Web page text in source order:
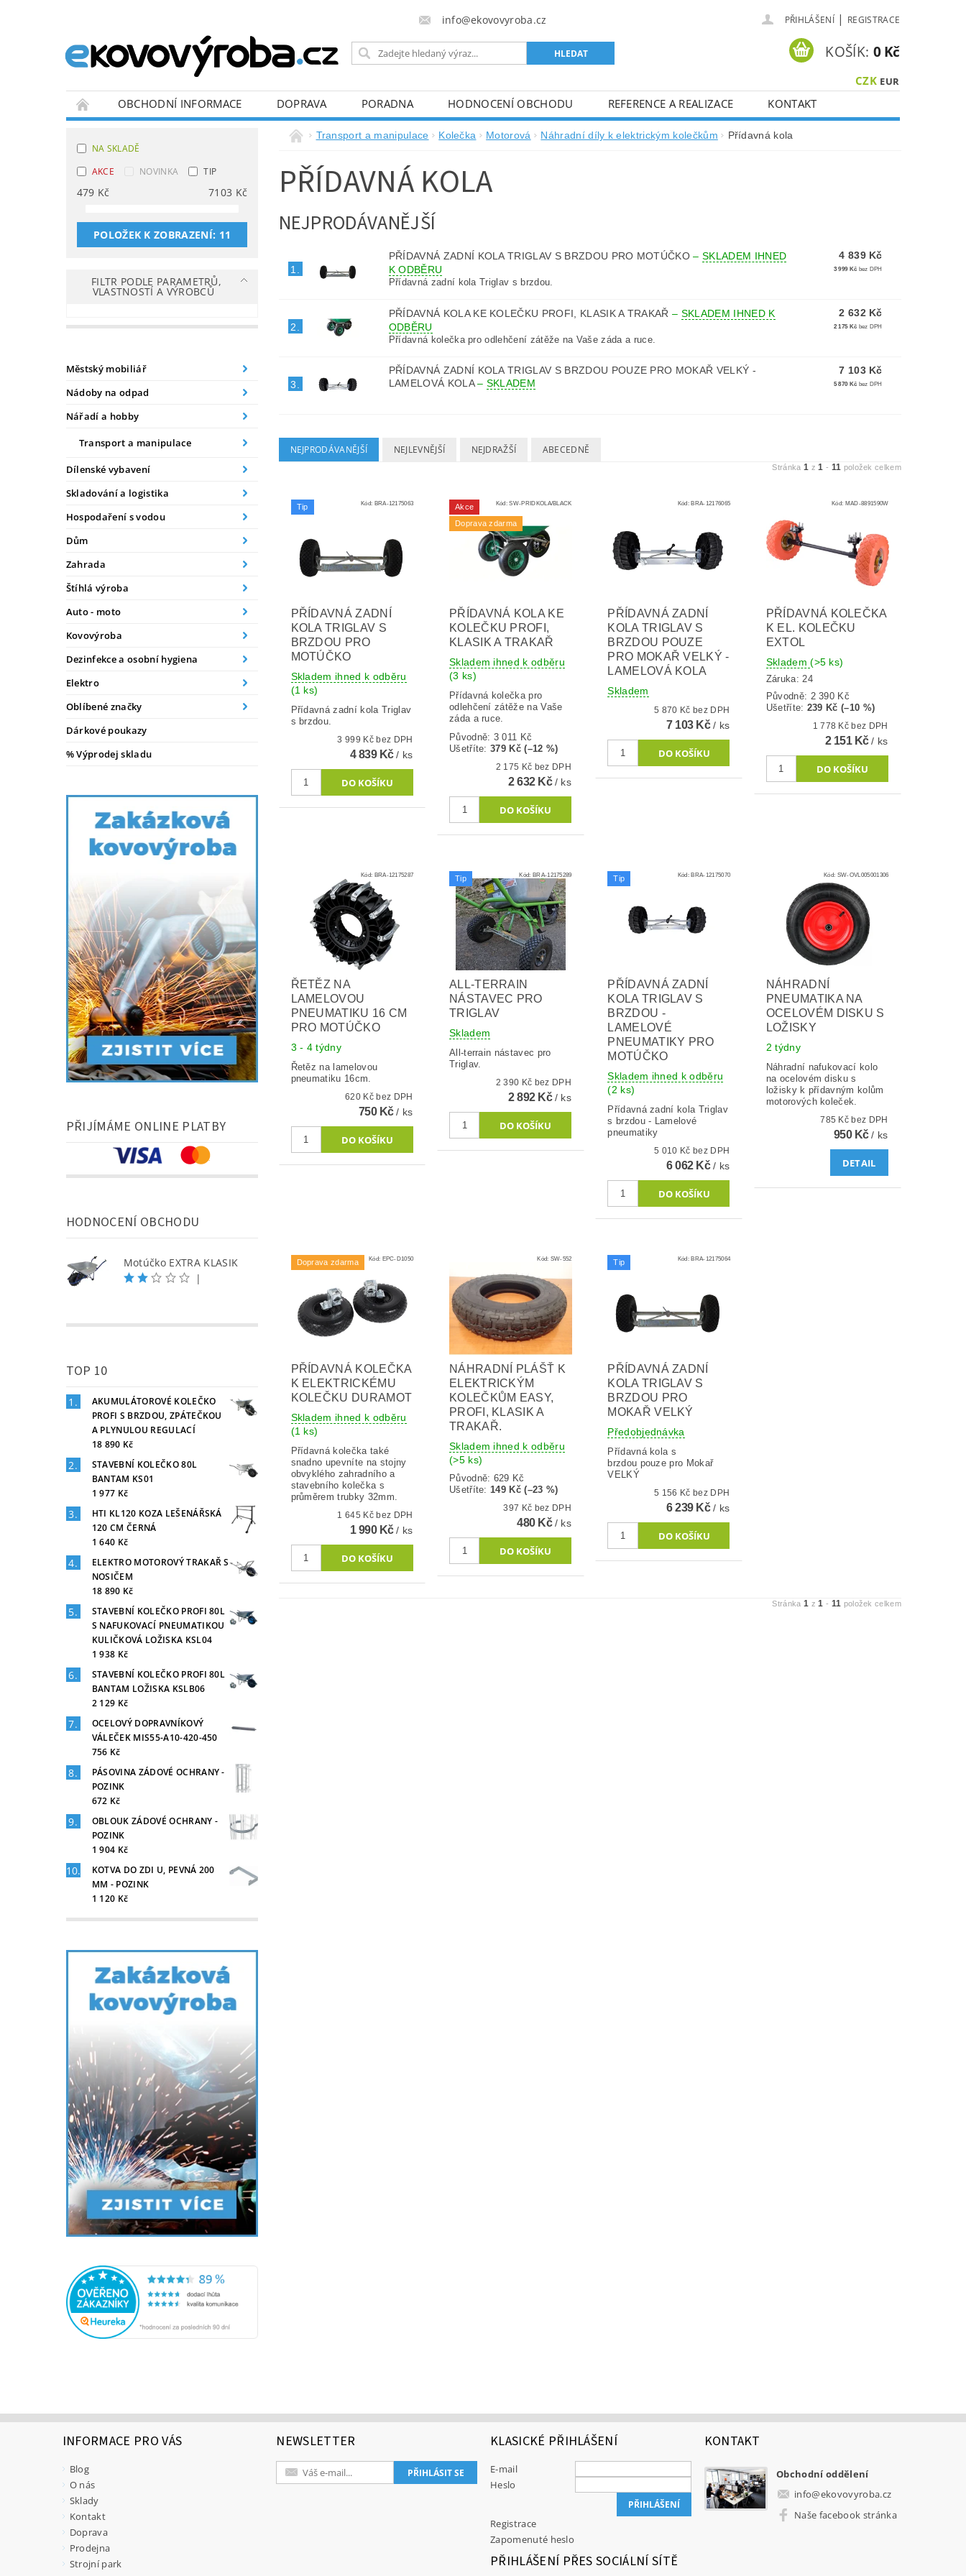
info@ekovovyroba.cz PŘIHLÁŠENÍ | REGISTRACE
CZK EUR
KOŠÍK: 0 Kč
OBCHODNÍ INFORMACE DOPRAVA PORADNA HODNOCENÍ OBCHODU REFERENCE A REALIZACE
KONTAKT
NA SKLADĚ
AKCE
NOVINKA TIP
479 Kč 7103 Kč
POLOŽEK K ZOBRAZENÍ: 11
FILTR PODLE PARAMETRŮ,
VLASTNOSTÍ A VÝROBCŮ
Městský mobiliář
Nádoby na odpad
Nářadí a hobby
Transport a manipulace
Dílenské vybavení
Skladování a logistika
Hospodaření s vodou
Dům
Zahrada
Štíhlá výroba
Auto - moto
Kovovýroba
Dezinfekce a osobní hygiena
Elektro
Oblíbené značky
Dárkové poukazy
% Výprodej skladu
PŘIJÍMÁME ONLINE PLATBY
HODNOCENÍ OBCHODU
Motúčko EXTRA KLASIK
|
TOP 10
AKUMULÁTOROVÉ KOLEČKO
PROFI S BRZDOU, ZPÁTEČKOU
A PLYNULOU REGULACÍ
18 890 Kč
STAVEBNÍ KOLEČKO 80L
BANTAM KS01
1 977 Kč
HTI KL120 KOZA LEŠENÁŘSKÁ
120 CM ČERNÁ
1 640 Kč
ELEKTRO MOTOROVÝ TRAKAŘ S
NOSIČEM
18 890 Kč
STAVEBNÍ KOLEČKO PROFI 80L
S NAFUKOVACÍ PNEUMATIKOU
KULIČKOVÁ LOŽISKA KSL04
1 938 Kč
STAVEBNÍ KOLEČKO PROFI 80L
BANTAM LOŽISKA KSLB06
2 129 Kč
OCELOVÝ DOPRAVNÍKOVÝ
VÁLEČEK MIS55-A10-420-450
756 Kč
PÁSOVINA ZÁDOVÉ OCHRANY -
POZINK
672 Kč
OBLOUK ZÁDOVÉ OCHRANY -
POZINK
1 904 Kč
KOTVA DO ZDI U, PEVNÁ 200
MM - POZINK
1 120 Kč
Transport a manipulace Kolečka Motorová Náhradní díly k elektrickým kolečkům Přídavná kola
PŘÍDAVNÁ KOLA
NEJPRODÁVANĚJŠÍ
1.
PŘÍDAVNÁ ZADNÍ KOLA TRIGLAV S BRZDOU PRO MOTÚČKO–SKLADEM IHNED
K ODBĚRU
Přídavná zadní kola Triglav s brzdou.
4 839 Kč
3 999 Kč bez DPH
2.
PŘÍDAVNÁ KOLA KE KOLEČKU PROFI, KLASIK A TRAKAŘ– SKLADEM IHNED K
ODBĚRU
Přídavná kolečka pro odlehčení zátěže na Vaše záda a ruce.
2 632 Kč
2 175 Kč bez DPH
3.
PŘÍDAVNÁ ZADNÍ KOLA TRIGLAV S BRZDOU POUZE PRO MOKAŘ VELKÝ -
LAMELOVÁ KOLA– SKLADEM
7 103 Kč
5 870 Kč bez DPH
NEJPRODÁVANĚJŠÍ NEJLEVNĚJŠÍ NEJDRAŽŠÍ ABECEDNĚ
Stránka1 z1 - 11 položek celkem
Tip Kód: BRA-12175063
PŘÍDAVNÁ ZADNÍ
KOLA TRIGLAV S
BRZDOU PRO
MOTÚČKO
Skladem ihned k odběru
(1 ks)
Přídavná zadní kola Triglav
s brzdou.
3 999 Kč bez DPH
4 839 Kč/ ks
Akce
Doprava zdarma
Kód:SW-PRIDKOLA/BLACK
PŘÍDAVNÁ KOLA KE
KOLEČKU PROFI,
KLASIK A TRAKAŘ
Skladem ihned k odběru
(3 ks)
Přídavná kolečka pro
odlehčení zátěže na Vaše
záda a ruce.
Původně: 3 011 Kč
Ušetříte:379 Kč (–12 %)
2 175 Kč bez DPH
2 632 Kč/ ks
Kód:BRA-12176065
PŘÍDAVNÁ ZADNÍ
KOLA TRIGLAV S
BRZDOU POUZE
PRO MOKAŘ VELKÝ -
LAMELOVÁ KOLA
Skladem
5 870 Kč bez DPH
7 103 Kč/ ks
Kód: MAD-8891590W
PŘÍDAVNÁ KOLEČKA
K EL. KOLEČKU
EXTOL
Skladem(>5 ks)
Záruka: 24
Původně: 2 390 Kč
Ušetříte: 239 Kč (–10 %)
1 778 Kč bez DPH
2 151 Kč/ ks
Kód: BRA-12175287
ŘETĚZ NA
LAMELOVOU
PNEUMATIKU 16 CM
PRO MOTÚČKO
3 - 4 týdny
Řetěz na lamelovou
pneumatiku 16cm.
620 Kč bez DPH
750 Kč/ ks
Tip Kód: BRA-12175289
ALL-TERRAIN
NÁSTAVEC PRO
TRIGLAV
Skladem
All-terrain nástavec pro
Triglav.
2 390 Kč bez DPH
2 892 Kč/ ks
Tip Kód:BRA-12175070
PŘÍDAVNÁ ZADNÍ
KOLA TRIGLAV S
BRZDOU -
LAMELOVÉ
PNEUMATIKY PRO
MOTÚČKO
Skladem ihned k odběru
(2 ks)
Přídavná zadní kola Triglav
s brzdou - Lamelové
pneumatiky
5 010 Kč bez DPH
6 062 Kč/ ks
Kód: SW-OVL005001306
NÁHRADNÍ
PNEUMATIKA NA
OCELOVÉM DISKU S
LOŽISKY
2 týdny
Náhradní nafukovací kolo
na ocelovém disku s
ložisky k přídavným kolům
motorových koleček.
785 Kč bez DPH
950 Kč/ ks
DETAIL
Doprava zdarma Kód: EPC-D1050
PŘÍDAVNÁ KOLEČKA
K ELEKTRICKÉMU
KOLEČKU DURAMOT
Skladem ihned k odběru
(1 ks)
Přídavná kolečka také
snadno upevníte na stojny
obvyklého zahradního a
stavebního kolečka s
průměrem trubky 32mm.
1 645 Kč bez DPH
1 990 Kč/ ks
Kód: SW-552
NÁHRADNÍ PLÁŠŤ K
ELEKTRICKÝM
KOLEČKŮM EASY,
PROFI, KLASIK A
TRAKAŘ.
Skladem ihned k odběru
(>5 ks)
Původně: 629 Kč
Ušetříte: 149 Kč (–23 %)
397 Kč bez DPH
480 Kč/ ks
Tip Kód:BRA-12175064
PŘÍDAVNÁ ZADNÍ
KOLA TRIGLAV S
BRZDOU PRO
MOKAŘ VELKÝ
Předobjednávka
Přídavná kola s
brzdou pouze pro Mokař
VELKÝ
5 156 Kč bez DPH
6 239 Kč/ ks
Stránka1 z1 - 11 položek celkem
INFORMACE PRO VÁS
Blog
O nás
Sklady
Kontakt
Doprava
Prodejna
Strojní park
NEWSLETTER KLASICKÉ PŘIHLÁŠENÍ
E-mail
Heslo
Registrace
Zapomenuté heslo
PŘIHLÁŠENÍ PŘES SOCIÁLNÍ SÍTĚ
KONTAKT
Obchodní oddělení
info@ekovovyroba.cz
Naše facebook stránka